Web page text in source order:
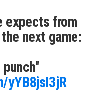
expects from
next game: